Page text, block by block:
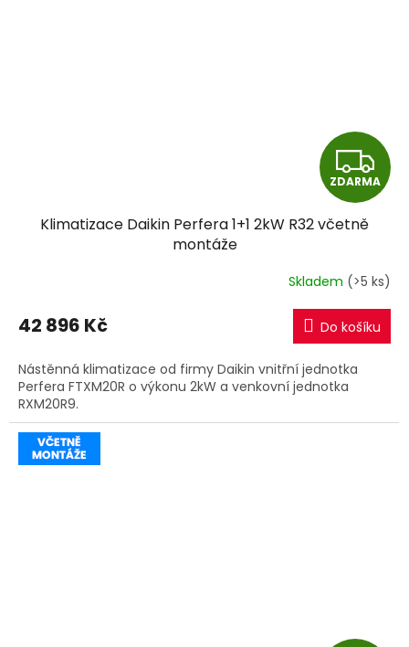
Z
D
R
M
A
ZDARMA
Klimatizace Daikin Perfera 1+1 2kW R32 včetně
montáže
Skladem (>5 ks)
42 896 Kč Do košíku
Nástěnná klimatizace od firmy Daikin vnitřní jednotka
Perfera FTXM20R o výkonu 2kW a venkovní jednotka
RXM20R9.